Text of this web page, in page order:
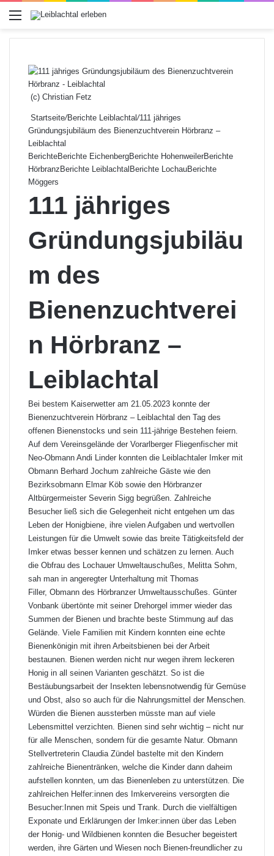
Menü
(c) Christian Fetz
Startseite/Berichte Leiblachtal/111 jähriges
Gründungsjubiläum des Bienenzuchtverein Hörbranz –
Leiblachtal
BerichteBerichte EichenbergBerichte HohenweilerBerichte
Hörbranz Berichte Leiblachtal Berichte LochauBerichte
Möggers
111 jähriges
Gründungsjubiläu
m des
Bienenzuchtverei
n Hörbranz –
Leiblachtal
Bei bestem Kaiserwetter am 21.05.2023 konnte der
Bienenzuchtverein Hörbranz – Leiblachtal den Tag des
offenen Bienenstocks und sein 111-jährige Bestehen feiern.
Auf dem Vereinsgelände der Vorarlberger Fliegenfischer mit
Neo-Obmann Andi Linder konnten die Leiblachtaler Imker mit
Obmann Berhard Jochum zahlreiche Gäste wie den
Bezirksobmann Elmar Köb sowie den Hörbranzer
Altbürgermeister Severin Sigg begrüßen. Zahlreiche
Besucher ließ sich die Gelegenheit nicht entgehen um das
Leben der Honigbiene, ihre vielen Aufgaben und wertvollen
Leistungen für die Umwelt sowie das breite Tätigkeitsfeld der
Imker etwas besser kennen und schätzen zu lernen. Auch
die Obfrau des Lochauer Umweltauschußes, Melitta Sohm,
sah man in angeregter Unterhaltung mit Thomas
Filler, Obmann des Hörbranzer Umweltausschußes. Günter
Vonbank übertönte mit seiner Drehorgel immer wieder das
Summen der Bienen und brachte beste Stimmung auf das
Gelände. Viele Familien mit Kindern konnten eine echte
Bienenkönigin mit ihren Arbeitsbienen bei der Arbeit
bestaunen. Bienen werden nicht nur wegen ihrem leckeren
Honig in all seinen Varianten geschätzt. So ist die
Bestäubungsarbeit der Insekten lebensnotwendig für Gemüse
und Obst, also so auch für die Nahrungsmittel der Menschen.
Würden die Bienen aussterben müsste man auf viele
Lebensmittel verzichten. Bienen sind sehr wichtig – nicht nur
für alle Menschen, sondern für die gesamte Natur. Obmann
Stellvertreterin Claudia Zündel bastelte mit den Kindern
zahlreiche Bienentränken, welche die Kinder dann daheim
aufstellen konnten, um das Bienenleben zu unterstützen. Die
zahlreichen Helfer:innen des Imkervereins versorgten die
Besucher:Innen mit Speis und Trank. Durch die vielfältigen
Exponate und Erklärungen der Imker:innen über das Leben
der Honig- und Wildbienen konnten die Besucher begeistert
werden, ihre Gärten und Wiesen noch Bienen-freundlicher zu